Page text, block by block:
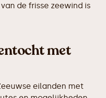
de frisse zeewind is
met
eilanden met